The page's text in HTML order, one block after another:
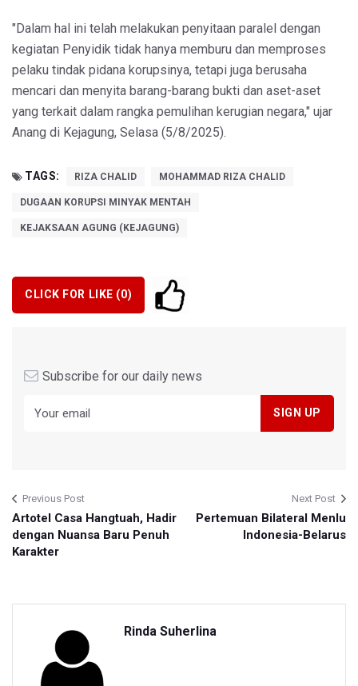
"Dalam hal ini telah melakukan penyitaan paralel dengan
kegiatan Penyidik tidak hanya memburu dan memproses
pelaku tindak pidana korupsinya, tetapi juga berusaha
mencari dan menyita barang-barang bukti dan aset-aset
yang terkait dalam rangka pemulihan kerugian negara," ujar
Anang di Kejagung, Selasa (5/8/2025).
TAGS: RIZA CHALID MOHAMMAD RIZA CHALID
DUGAAN KORUPSI MINYAK MENTAH
KEJAKSAAN AGUNG (KEJAGUNG)
CLICK FOR LIKE (0)
Subscribe for our daily news
Previous Post
Artotel Casa Hangtuah, Hadir
dengan Nuansa Baru Penuh
Karakter
Next Post
Pertemuan Bilateral Menlu
Indonesia-Belarus
Rinda Suherlina